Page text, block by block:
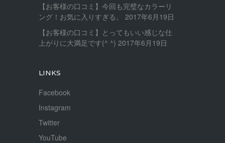
【お客様の口コミ】今回も完璧なカラーリ
ング！お気に入りすぎる。
2017年6月19日
【お客様の口コミ】とってもいい感じな仕
上がりに大満足です(^ ^) 2017年6月19日
LINKS
Facebook
Instagram
Twitter
YouTube